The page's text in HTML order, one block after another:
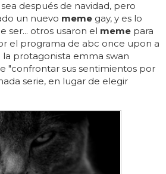
después de navidad, pero
un nuevo meme gay, y es lo
ser... otros usaron el meme para
el programa de abc once upon a
protagonista emma swan
"confrontar sus sentimientos por
serie, en lugar de elegir